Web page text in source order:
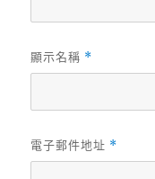
顯示名稱 *
電子郵件地址 *